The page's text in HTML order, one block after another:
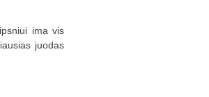
ima vis
juodas